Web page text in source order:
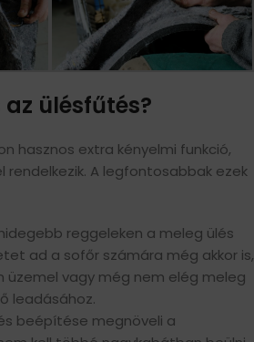
ülésfűtés?
hasznos extra kényelmi funkció,
rendelkezik. A legfontosabbak ezek
reggeleken a meleg ülés
ad a sofőr számára még akkor is,
vagy még nem elég meleg
leadásához.
beépítése megnöveli a